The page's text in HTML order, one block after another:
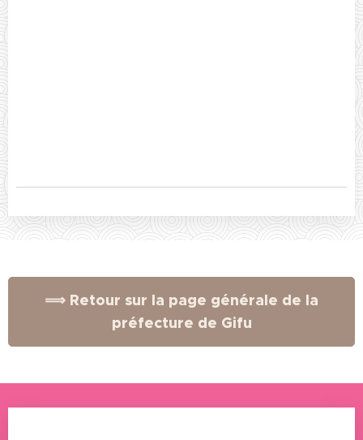
⟹ Retour sur la page générale de la
préfecture de Gifu